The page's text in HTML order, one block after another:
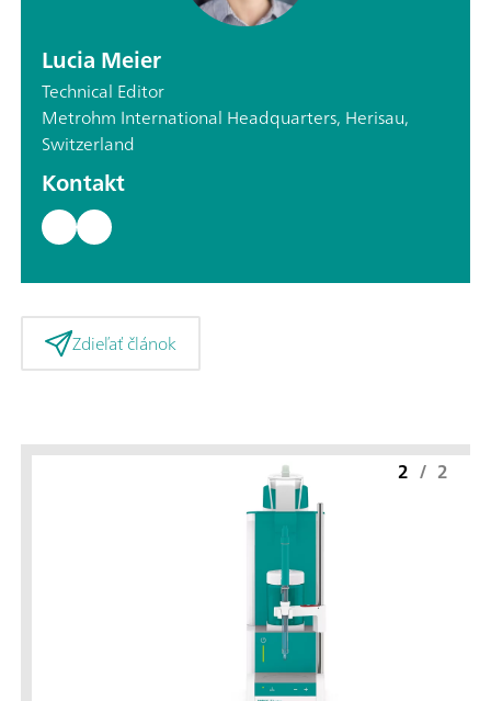
Lucia Meier
Technical Editor
Metrohm International Headquarters, Herisau,
Switzerland
Kontakt
Zdieľať článok
2 / 2